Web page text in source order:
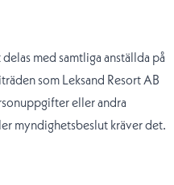
med samtliga anställda på
som Leksand Resort AB
eller andra
myndighetsbeslut kräver det.